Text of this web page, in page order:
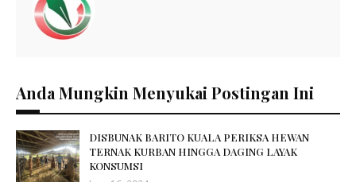
Anda Mungkin Menyukai Postingan Ini
DISBUNAK BARITO KUALA PERIKSA HEWAN
TERNAK KURBAN HINGGA DAGING LAYAK
KONSUMSI